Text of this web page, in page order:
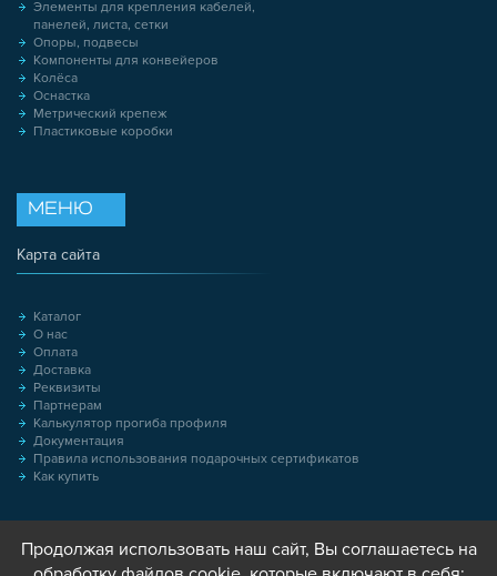
Элементы для крепления кабелей,
панелей, листа, сетки
Опоры, подвесы
Компоненты для конвейеров
Колёса
Оснастка
Метрический крепеж
Пластиковые коробки
МЕНЮ
Карта сайта
Каталог
О нас
Оплата
Доставка
Реквизиты
Партнерам
Калькулятор прогиба профиля
Документация
Правила использования подарочных сертификатов
Как купить
Продолжая использовать наш сайт, Вы соглашаетесь на